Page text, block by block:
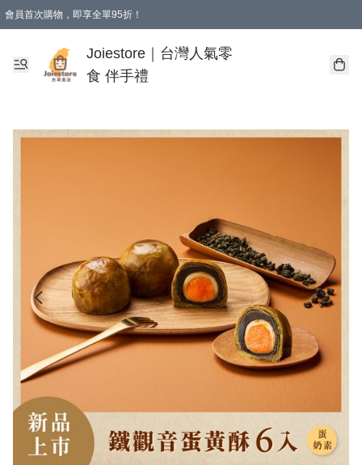
會員首次購物，即享全單95折！
購物滿 HKD 350.00即享免運費優惠！（適用於 本地送貨、本地取貨 )
Joiestore｜台灣人氣零
食 伴手禮